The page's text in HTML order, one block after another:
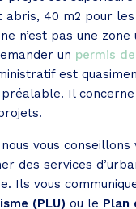
abris, 40 m2 pour
n’est pas une zone
un permis
est
Il
nous vous conseillons
des services
Ils vous
(PLU) ou le Plan